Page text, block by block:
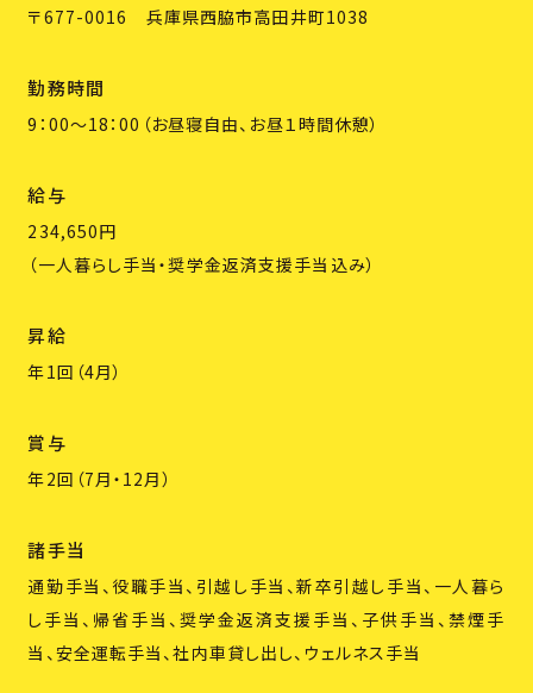
〒677-0016 兵庫県西脇市高田井町1038
勤務時間
9：00～18：00（お昼寝自由、お昼１時間休憩）
給与
234,650円
（一人暮らし手当・奨学金返済支援手当込み）
昇給
年1回（4月）
賞与
年2回（7月・12月）
諸手当
通勤手当、役職手当、引越し手当、新卒引越し手当、一人暮ら
し手当、帰省手当、奨学金返済支援手当、子供手当、禁煙手
当、安全運転手当、社内車貸し出し、ウェルネス手当